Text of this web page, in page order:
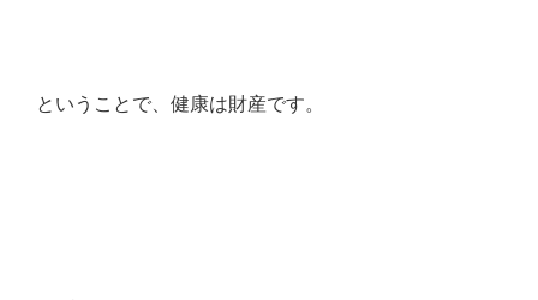
ということで、健康は財産です。